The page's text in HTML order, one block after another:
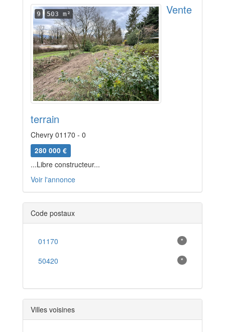
9 503 m² Vente
terrain
Chevry 01170 - 0
280 000 €
...Libre constructeur...
Voir l'annonce
Code postaux
01170 *
50420 *
Villes voisines